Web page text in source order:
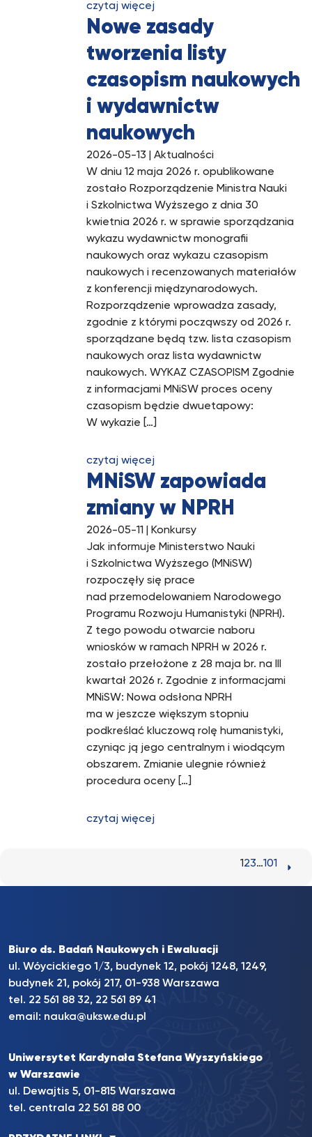
czytaj więcej
Nowe zasady
tworzenia listy
czasopism naukowych
i wydawnictw
naukowych
2026-05-13 | Aktualności
W dniu 12 maja 2026 r. opublikowane
zostało Rozporządzenie Ministra Nauki
i Szkolnictwa Wyższego z dnia 30
kwietnia 2026 r. w sprawie sporządzania
wykazu wydawnictw monografii
naukowych oraz wykazu czasopism
naukowych i recenzowanych materiałów
z konferencji międzynarodowych.
Rozporządzenie wprowadza zasady,
zgodnie z którymi począwszy od 2026 r.
sporządzane będą tzw. lista czasopism
naukowych oraz lista wydawnictw
naukowych. WYKAZ CZASOPISM Zgodnie
z informacjami MNiSW proces oceny
czasopism będzie dwuetapowy:
W wykazie […]
czytaj więcej
MNiSW zapowiada
zmiany w NPRH
2026-05-11
| Konkursy
Jak informuje Ministerstwo Nauki
i Szkolnictwa Wyższego (MNiSW)
rozpoczęły się prace
nad przemodelowaniem Narodowego
Programu Rozwoju Humanistyki (NPRH).
Z tego powodu otwarcie naboru
wniosków w ramach NPRH w 2026 r.
zostało przełożone z 28 maja br. na III
kwartał 2026 r. Zgodnie z informacjami
MNiSW: Nowa odsłona NPRH
ma w jeszcze większym stopniu
podkreślać kluczową rolę humanistyki,
czyniąc ją jego centralnym i wiodącym
obszarem. Zmianie ulegnie również
procedura oceny […]
czytaj więcej
123…101
Biuro ds. Badań Naukowych i Ewaluacji
ul. Wóycickiego 1/3, budynek 12, pokój 1248, 1249,
budynek 21, pokój 217, 01-938 Warszawa
tel. 22 561 88 32, 22 561 89 41
email: nauka@uksw.edu.pl
Uniwersytet Kardynała Stefana Wyszyńskiego
w Warszawie
ul. Dewajtis 5, 01-815 Warszawa
tel. centrala 22 561 88 00